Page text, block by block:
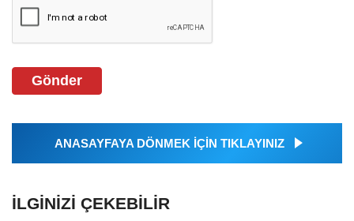
Gönder
ANASAYFAYA DÖNMEK İÇİN TIKLAYINIZ
İLGINIZI ÇEKEBILIR